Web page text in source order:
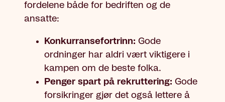
fordelene både for bedriften og de
ansatte:
Konkurransefortrinn: Gode
ordninger har aldri vært viktigere i
kampen om de beste folka.
Penger spart på rekruttering: Gode
forsikringer gjør det også lettere å